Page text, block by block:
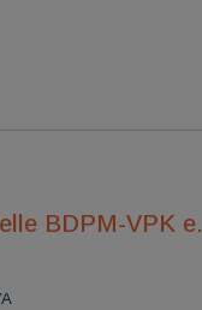
BDPM-VPK e.